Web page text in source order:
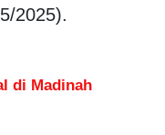
2025).
di Madinah